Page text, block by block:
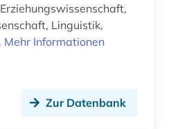
Linguistik,
Mehr Informationen
Zur Datenbank